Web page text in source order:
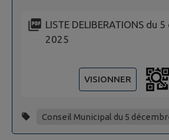
LISTE DELIBERATIONS du
2025
VISIONNER
Conseil Municipal du 5